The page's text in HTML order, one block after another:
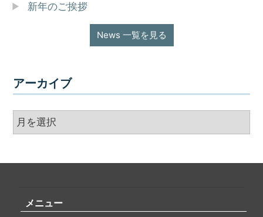
新年のご挨拶
News 一覧を見る
アーカイブ
ア
ー
イ
メニュー